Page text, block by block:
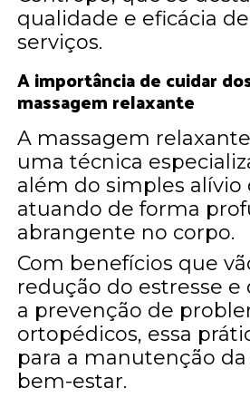
qualidade e eficácia
serviços.
A importância de cuidar
massagem relaxante
A massagem
uma técnica
além do simples alívio
atuando de forma
abrangente no corpo.
Com benefícios que
redução do estresse e
a prevenção de
ortopédicos, essa
para a manutenção
bem-estar.